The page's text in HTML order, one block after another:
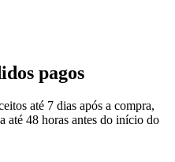
pagos
até 7 dias após a compra,
até 48 horas antes do início do